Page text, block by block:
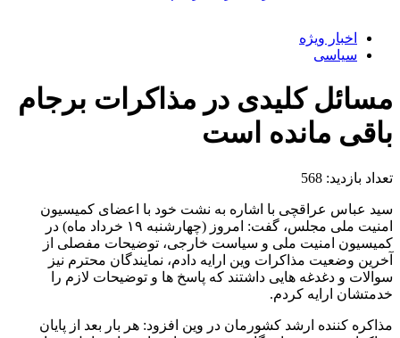
اخبار ویژه
سیاسی
مسائل کلیدی در مذاکرات برجام
باقی مانده است
تعداد بازدید: 568
سید عباس عراقچی با اشاره به نشت خود با اعضای کمیسیون
امنیت ملی مجلس، گفت: امروز (چهارشنبه ۱۹ خرداد ماه) در
کمیسیون امنیت ملی و سیاست خارجی، توضیحات مفصلی از
آخرین وضعیت مذاکرات وین ارایه دادم، نمایندگان محترم نیز
سوالات و دغدغه هایی داشتند که پاسخ ها و توضیحات لازم را
خدمتشان ارایه کردم.
مذاکره کننده ارشد کشورمان در وین افزود: هر بار بعد از پایان